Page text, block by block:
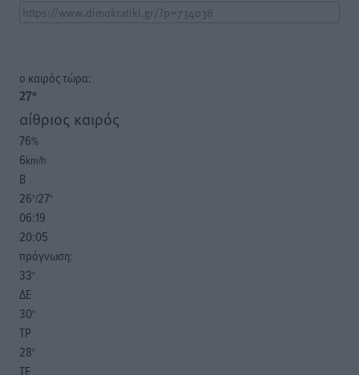
o καιρός τώρα:
27°
αίθριος καιρός
76%
6km/h
Β
26°/27°
06:19
20:05
πρόγνωση:
33°
ΔΕ
30°
ΤΡ
28°
ΤΕ